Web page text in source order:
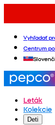
Vyhľadať
Centrum
Leták
Kolekcie
Deti